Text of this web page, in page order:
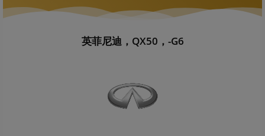
英菲尼迪，QX50，-G6